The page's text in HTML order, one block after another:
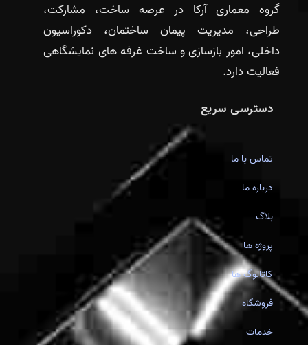
گروه معماری آرکا در عرصه ساخت، مشارکت،
طراحی، مدیریت پیمان ساختمان، دکوراسیون
داخلی، امور بازسازی و ساخت غرفه های نمایشگاهی
فعالیت دارد.
دسترسی سریع
تماس با ما
درباره ما
بلاگ
پروژه ها
کاتالوگ ها
فروشگاه
خدمات